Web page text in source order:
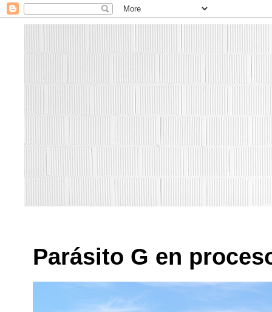
Parásito G en